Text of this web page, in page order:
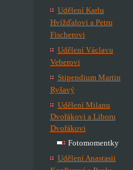
Udělení Karlu
Hvížďalovi a Petru
Fischerovi
Udělení Václavu
Veberovi
Stipendium Martin
Ryšavý
Udělení Milanu
Dvořákovi a Liboru
Dvořákovi
Fotomomentky
Udělení Anastasii